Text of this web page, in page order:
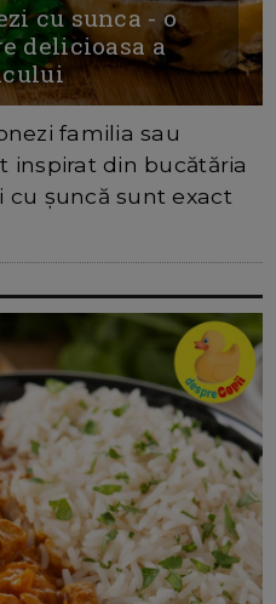
cu sunca - o
delicioasa a
familia sau
inspirat din bucătăria
cu șuncă sunt exact